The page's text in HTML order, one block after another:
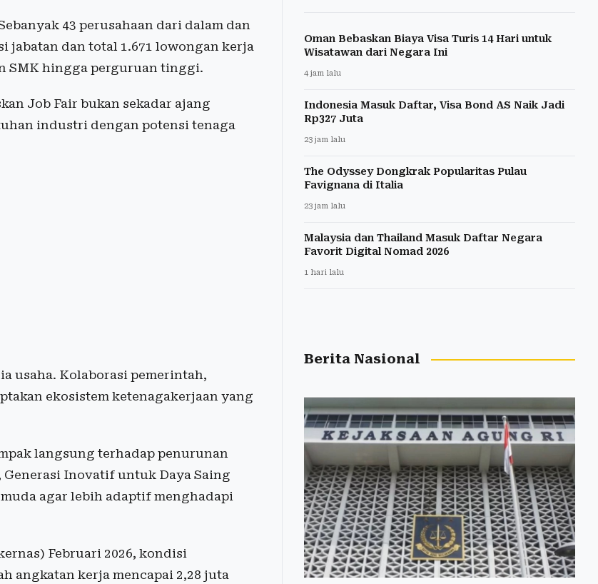
43 perusahaan dari dalam dan
jabatan dan total 1.671 lowongan kerja
SMK hingga perguruan tinggi.
Job Fair bukan sekadar ajang
industri dengan potensi tenaga
usaha. Kolaborasi pemerintah,
ekosistem ketenagakerjaan yang
langsung terhadap penurunan
Inovatif untuk Daya Saing
agar lebih adaptif menghadapi
Februari 2026, kondisi
angkatan kerja mencapai 2,28 juta
Oman Bebaskan Biaya Visa Turis 14 Hari untuk
Wisatawan dari Negara Ini
4 jam lalu
Indonesia Masuk Daftar, Visa Bond AS Naik Jadi
Rp327 Juta
23 jam lalu
The Odyssey Dongkrak Popularitas Pulau
Favignana di Italia
23 jam lalu
Malaysia dan Thailand Masuk Daftar Negara
Favorit Digital Nomad 2026
1 hari lalu
Berita Nasional